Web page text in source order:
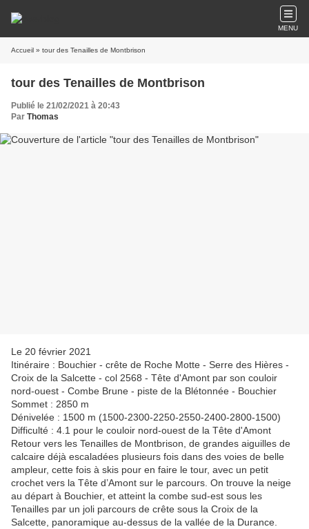
MENU
Accueil » tour des Tenailles de Montbrison
tour des Tenailles de Montbrison
Publié le 21/02/2021 à 20:43
Par Thomas
Le 20 février 2021
Itinéraire : Bouchier - crête de Roche Motte - Serre des Hières -
Croix de la Salcette - col 2568 - Tête d'Amont par son couloir
nord-ouest - Combe Brune - piste de la Blétonnée - Bouchier
Sommet : 2850 m
Dénivelée : 1500 m (1500-2300-2250-2550-2400-2800-1500)
Difficulté : 4.1 pour le couloir nord-ouest de la Tête d'Amont
Retour vers les Tenailles de Montbrison, de grandes aiguilles de
calcaire déjà escaladées plusieurs fois dans des voies de belle
ampleur, cette fois à skis pour en faire le tour, avec un petit
crochet vers la Tête d’Amont sur le parcours. On trouve la neige
au départ à Bouchier, et atteint la combe sud-est sous les
Tenailles par un joli parcours de crête sous la Croix de la
Salcette, panoramique au-dessus de la vallée de la Durance.